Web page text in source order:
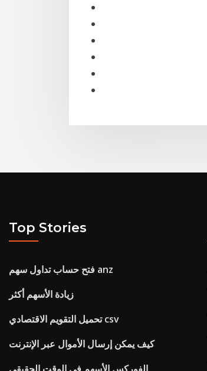
Top Stories
فتح حساب تداول سهم anz
زيادة الأسهم أكثر
تحميل التقويم الاقتصادي csv
كيف يمكن إرسال الأموال عبر الإنترنت